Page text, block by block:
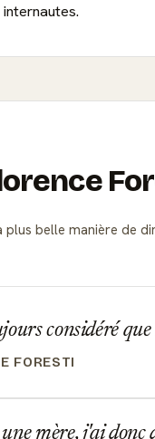
plus belle manière de
considéré
FORESTI
mère, j'ai